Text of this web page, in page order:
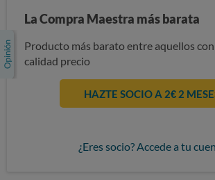
La Compra Maestra más barata
Producto más barato entre aquellos
calidad precio
HAZTE SOCIO A 2€ 2
¿Eres socio? Accede a tu